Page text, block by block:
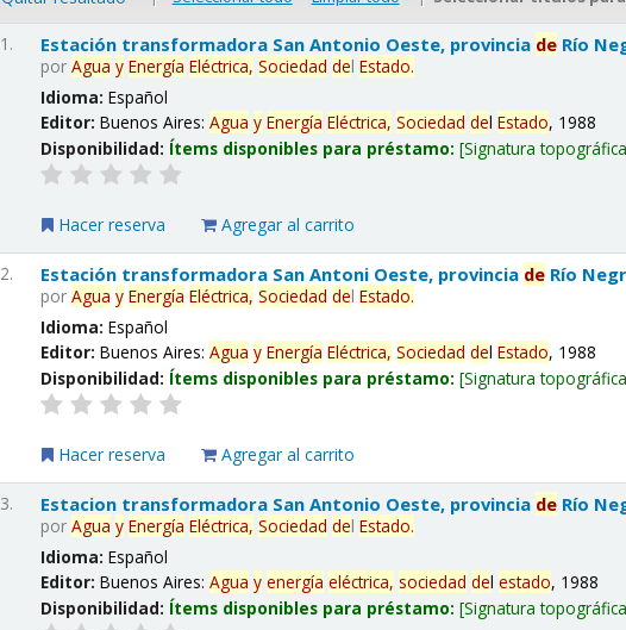
1. Estación transformadora San Antonio Oeste, provincia de Río
porAgua y Energía Eléctrica, Sociedad delEstado.
Idioma:Español
Editor:Buenos Aires:Agua y Energía Eléctrica, Sociedad delEstado, 1988
Disponibilidad: Ítems disponibles para préstamo: Signatura
Hacer reserva Agregar al carrito
2. Estación transformadora San Antoni Oeste, provincia de Río
porAgua y Energía Eléctrica, Sociedad delEstado.
Idioma:Español
Editor:Buenos Aires:Agua y Energía Eléctrica, Sociedad delEstado, 1988
Disponibilidad: Ítems disponibles para préstamo: Signatura
Hacer reserva Agregar al carrito
3. Estacion transformadora San Antonio Oeste, provincia de Río
porAgua y Energía Eléctrica, Sociedad delEstado.
Idioma:Español
Editor:Buenos Aires:Agua y energía eléctrica, sociedad delestado, 1988
Disponibilidad: Ítems disponibles para préstamo: Signatura